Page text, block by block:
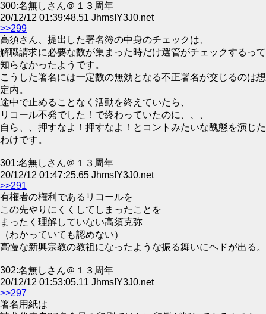
300:名無しさん＠１３周年
20/12/12 01:39:48.51 JhmsIY3J0.net
>>299
高須さん、提出した署名簿の中身のチェックは、
解職請求に必要な数が集まった時だけ選管がチェックするって
知らなかったようです。
こうした署名には一定数の無効となる不正署名が交じるのは想
定内。
途中で止めることなく活動を終えていたら、
リコール不発でした！で終わっていたのに、、、
自ら、、押すなよ！押すなよ！とコントみたいな醜態を演じた
わけです。
301:名無しさん＠１３周年
20/12/12 01:47:25.65 JhmsIY3J0.net
>>291
有権者の権利であるリコールを
この先やりにくくしてしまったことを
まったく理解していない高須克弥
（わかっていても認めない）
高慢な新興宗教の教祖になったような振る舞いにヘドが出る。
302:名無しさん＠１３周年
20/12/12 01:53:05.11 JhmsIY3J0.net
>>297
署名用紙は